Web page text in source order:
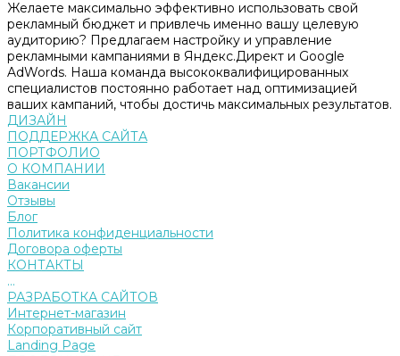
Желаете максимально эффективно использовать свой
рекламный бюджет и привлечь именно вашу целевую
аудиторию? Предлагаем настройку и управление
рекламными кампаниями в Яндекс.Директ и Google
AdWords. Наша команда высококвалифицированных
специалистов постоянно работает над оптимизацией
ваших кампаний, чтобы достичь максимальных результатов.
ДИЗАЙН
ПОДДЕРЖКА САЙТА
ПОРТФОЛИО
О КОМПАНИИ
Вакансии
Отзывы
Блог
Политика конфиденциальности
Договора оферты
КОНТАКТЫ
...
РАЗРАБОТКА САЙТОВ
Интернет-магазин
Корпоративный сайт
Landing Page